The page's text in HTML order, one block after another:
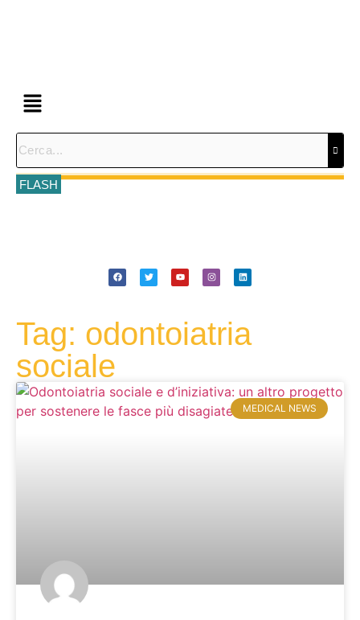
FLASH
Tag: odontoiatria
sociale
MEDICAL NEWS